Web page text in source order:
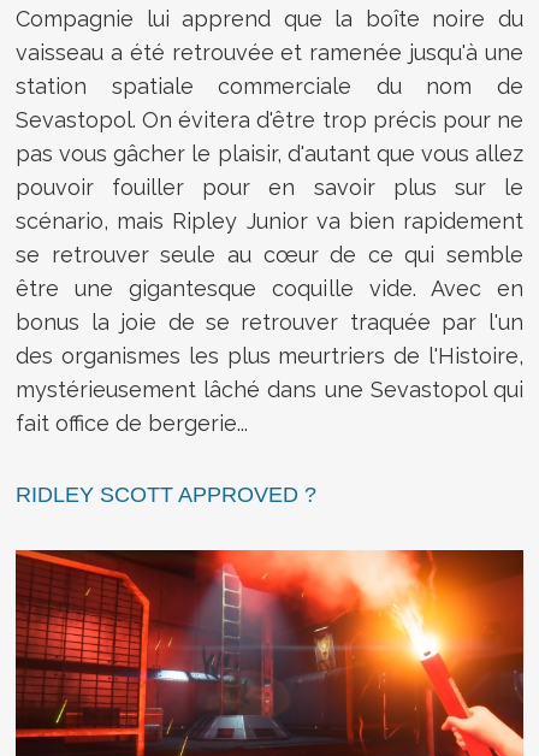
Compagnie lui apprend que la boîte noire du
vaisseau a été retrouvée et ramenée jusqu'à une
station spatiale commerciale du nom de
Sevastopol. On évitera d'être trop précis pour ne
pas vous gâcher le plaisir, d'autant que vous allez
pouvoir fouiller pour en savoir plus sur le
scénario, mais Ripley Junior va bien rapidement
se retrouver seule au cœur de ce qui semble
être une gigantesque coquille vide. Avec en
bonus la joie de se retrouver traquée par l'un
des organismes les plus meurtriers de l'Histoire,
mystérieusement lâché dans une Sevastopol qui
fait office de bergerie...
RIDLEY SCOTT APPROVED ?